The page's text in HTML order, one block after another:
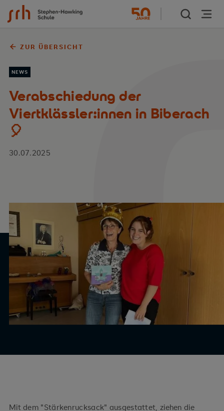
Zum Inhalt springen
ZUR ÜBERSICHT
NEWS
Verabschiedung der
Viertklässler:innen in Biberach
🎈
30.07.2025
Mit dem "Stärkenrucksack" ausgestattet, ziehen die